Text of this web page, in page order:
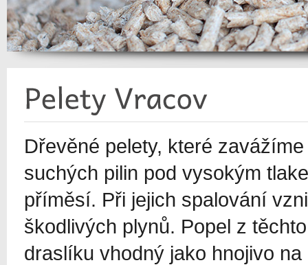
Dřevěné pelety, které
suchých pilin pod vysokým
příměsí. Při jejich spalování
škodlivých plynů. Popel z
draslíku vhodný jako hnojivo